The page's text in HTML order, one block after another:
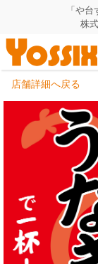
「や
株
HOME
企業情報
企業情報
代表者あ
グループ
事業一覧
飲食事業紹介
飲食事業
IR（株主・
店舗詳細へ戻る